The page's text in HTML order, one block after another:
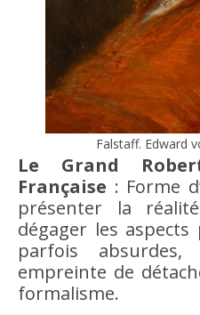
Falstaff. Edward
Le Grand Robert de la Langue
Française : Forme
présenter la
dégager les
parfois
empreinte de
formalisme.